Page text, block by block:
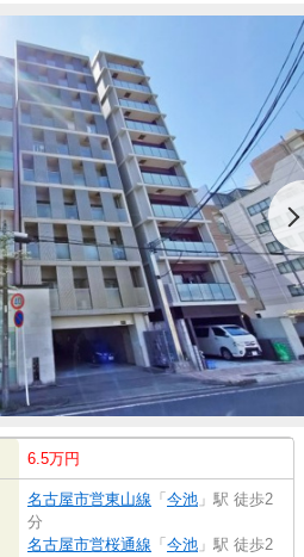
6.5万円
名古屋市営東山線 「 今池 」駅 徒歩2
分
名古屋市営桜通線 「 今池 」駅 徒歩2